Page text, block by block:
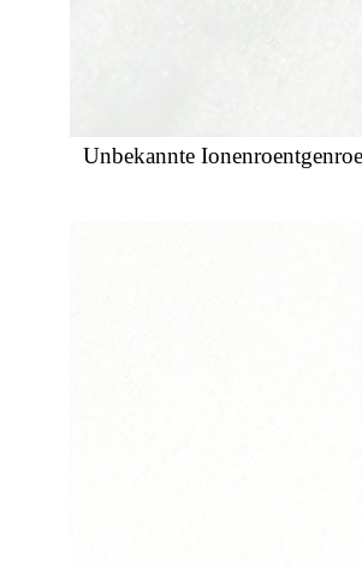
Unbekannte